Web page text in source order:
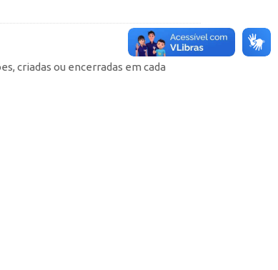
criadas ou encerradas em cada